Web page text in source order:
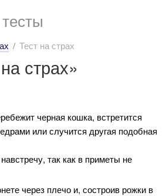
Тест на страх
страх»
черная кошка, встретится
или случится другая подобная
так как в приметы не
через плечо и, состроив рожки в